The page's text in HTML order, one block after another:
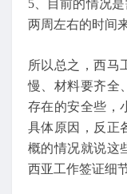
5、目前的情况是
两周左右的时间
所以总之，西马
慢、材料要齐全
存在的安全些，
具体原因，反正
概的情况就说这
西亚工作签证细